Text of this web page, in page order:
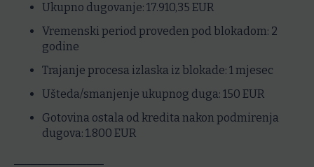
Ukupno dugovanje: 17.910,35 EUR
Vremenski period proveden pod blokadom: 2
godine
Trajanje procesa izlaska iz blokade: 1 mjesec
Ušteda/smanjenje ukupnog duga: 150 EUR
Gotovina ostala od kredita nakon podmirenja
dugova: 1.800 EUR